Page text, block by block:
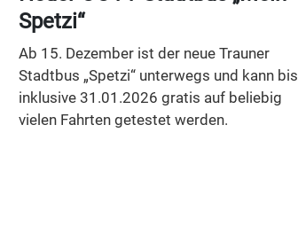
Spetzi“
Ab 15. Dezember ist der neue Trauner
Stadtbus „Spetzi“ unterwegs und kann bis
inklusive 31.01.2026 gratis auf beliebig
vielen Fahrten getestet werden.